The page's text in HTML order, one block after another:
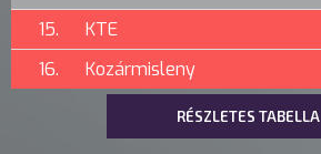
15.
KTE
16.
Kozármisleny
RÉSZLETES TABELLA